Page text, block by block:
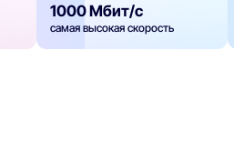
1000 Мбит/с
самая высокая скорость